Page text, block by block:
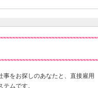
をお探しのあなたと、直接雇用
ムです。